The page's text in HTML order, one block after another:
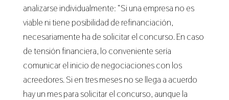
analizarse individualmente: “Si una empresa no es
viable ni tiene posibilidad de refinanciación,
necesariamente ha de solicitar el concurso. En caso
de tensión financiera, lo conveniente sería
comunicar el inicio de negociaciones con los
acreedores. Si en tres meses no se llega a acuerdo
hay un mes para solicitar el concurso, aunque la